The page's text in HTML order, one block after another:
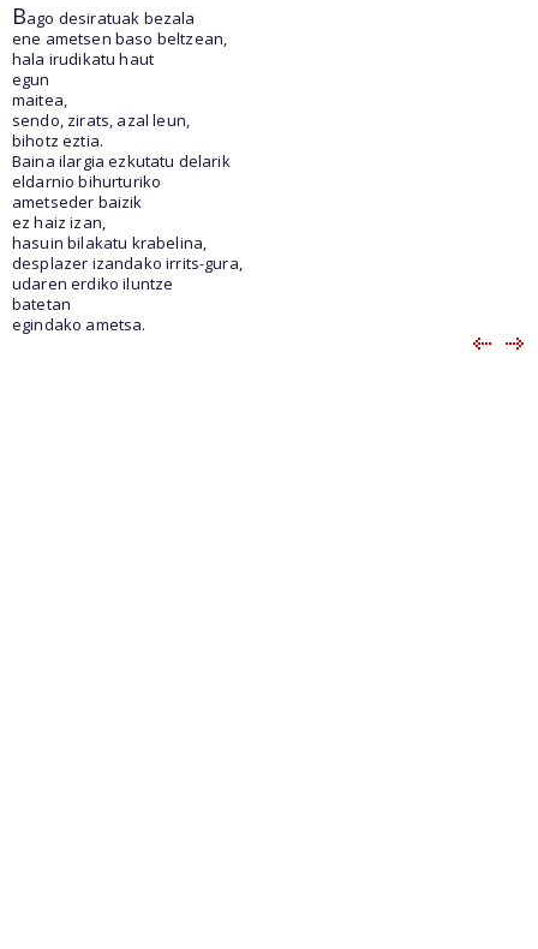
Bago desiratuak bezala
ene ametsen baso beltzean,
hala irudikatu haut
egun
maitea,
sendo, zirats, azal leun,
bihotz eztia.
Baina ilargia ezkutatu delarik
eldarnio bihurturiko
ametseder baizik
ez haiz izan,
hasuin bilakatu krabelina,
desplazer izandako irrits-gura,
udaren erdiko iluntze
batetan
egindako ametsa.